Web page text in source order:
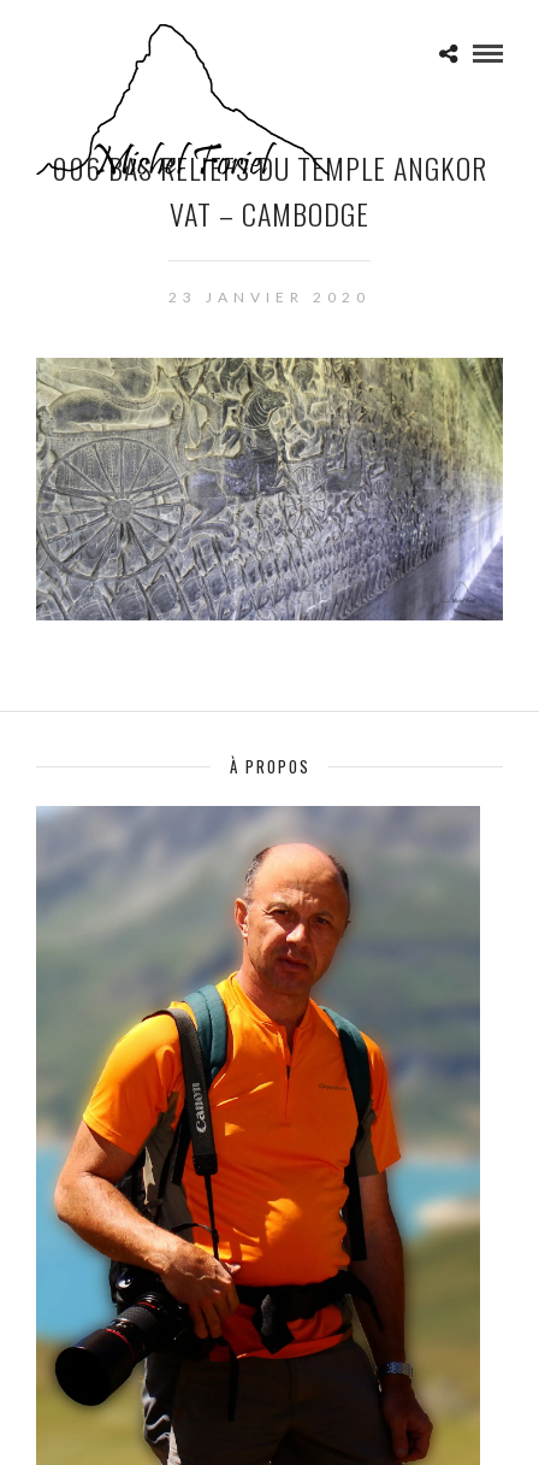
006 BAS RELIEFS DU TEMPLE ANGKOR
VAT – CAMBODGE
23 JANVIER 2020
À PROPOS